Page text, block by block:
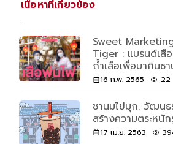
เนื้อหาที่เกี่ยวข้อง
Sweet
Tiger : แบรนด์เสื
ถ้ำเสือเพื่อมากินช
16 ก.พ. 2565 22
ชานมไข่มุก: วัฒน
สร้างความตระหนั
17 เม.ย. 2563